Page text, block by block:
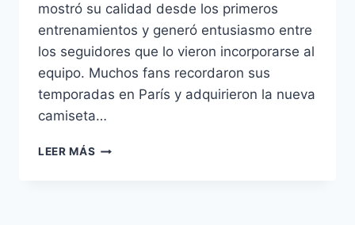
mostró su calidad desde los primeros
entrenamientos y generó entusiasmo entre
los seguidores que lo vieron incorporarse al
equipo. Muchos fans recordaron sus
temporadas en París y adquirieron la nueva
camiseta…
LEER MÁS MBAPPÉ